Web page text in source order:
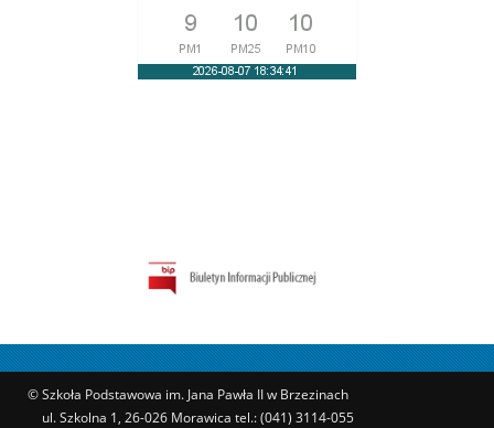
© Szkoła Podstawowa im. Jana Pawła II w Brzezinach
ul. Szkolna 1, 26-026 Morawica tel.: (041) 3114-055